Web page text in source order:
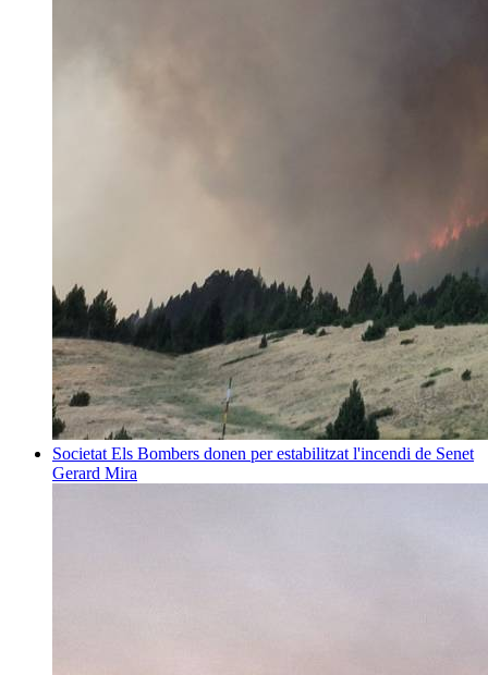
Societat Els Bombers donen per estabilitzat l'incendi de Senet
Gerard Mira